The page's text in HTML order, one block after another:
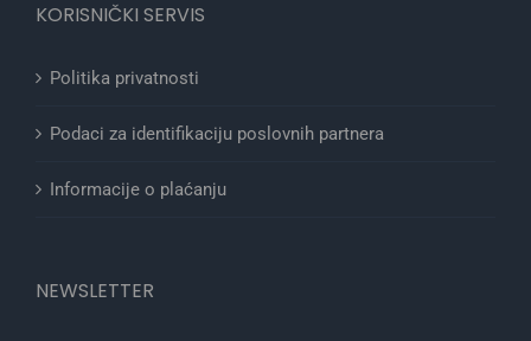
KORISNIČKI SERVIS
Politika privatnosti
Podaci za identifikaciju poslovnih partnera
Informacije o plaćanju
NEWSLETTER